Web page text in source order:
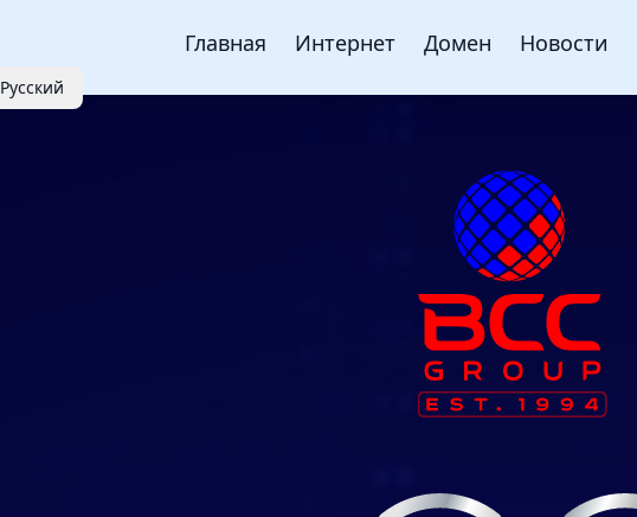
Русский
Главная Интернет Домен Новости